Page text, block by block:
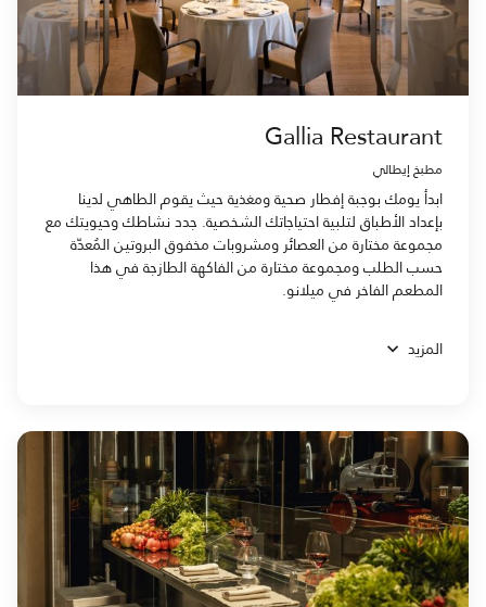
Gallia Restaurant
مطبخ إيطالي
ابدأ يومك بوجبة إفطار صحية ومغذية حيث يقوم الطاهي لدينا
بإعداد الأطباق لتلبية احتياجاتك الشخصية. جدد نشاطك وحيويتك مع
مجموعة مختارة من العصائر ومشروبات مخفوق البروتين المُعدّة
حسب الطلب ومجموعة مختارة من الفاكهة الطازجة في هذا
المطعم الفاخر في ميلانو.
المزيد